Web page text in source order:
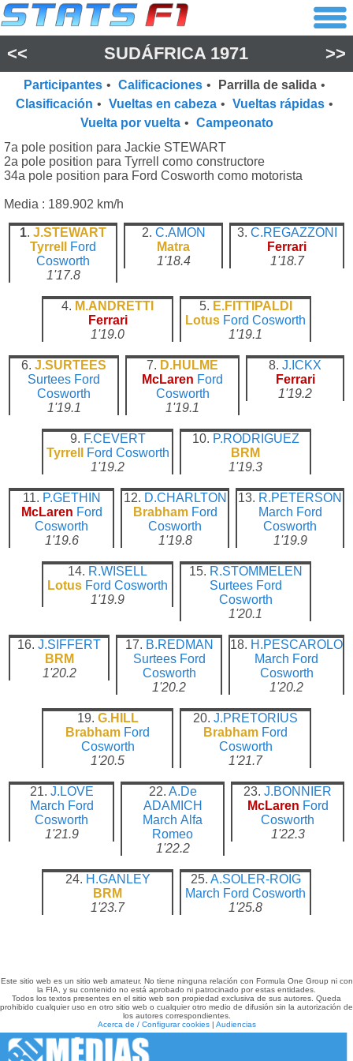
<< SUDÁFRICA 1971 >>
Participantes • Calificaciones • Parrilla de salida •
Clasificación • Vueltas en cabeza • Vueltas rápidas •
Vuelta por vuelta • Campeonato
7a pole position para Jackie STEWART
2a pole position para Tyrrell como constructore
34a pole position para Ford Cosworth como motorista
Media : 189.902 km/h
1. J.STEWART
Tyrrell
Ford
Cosworth
1'17.8
2. C.AMON
Matra
1'18.4
3. C.REGAZZONI
Ferrari
1'18.7
4. M.ANDRETTI
Ferrari
1'19.0
5. E.FITTIPALDI
Lotus Ford Cosworth
1'19.1
6. J.SURTEES
Surtees Ford
Cosworth
1'19.1
7. D.HULME
McLaren Ford
Cosworth
1'19.1
8. J.ICKX
Ferrari
1'19.2
9. F.CEVERT
Tyrrell
Ford Cosworth
1'19.2
10. P.RODRIGUEZ
BRM
1'19.3
11. P.GETHIN
McLaren Ford
Cosworth
1'19.6
12. D.CHARLTON
Brabham Ford
Cosworth
1'19.8
13. R.PETERSON
March Ford
Cosworth
1'19.9
14. R.WISELL
Lotus Ford Cosworth
1'19.9
15. R.STOMMELEN
Surtees Ford
Cosworth
1'20.1
16. J.SIFFERT
BRM
1'20.2
17. B.REDMAN
Surtees Ford
Cosworth
1'20.2
18. H.PESCAROLO
March Ford
Cosworth
1'20.2
19. G.HILL
Brabham Ford
Cosworth
1'20.5
20. J.PRETORIUS
Brabham Ford
Cosworth
1'21.7
21. J.LOVE
March Ford
Cosworth
1'21.9
22. A.De
ADAMICH
March Alfa
Romeo
1'22.2
23. J.BONNIER
McLaren Ford
Cosworth
1'22.3
24. H.GANLEY
BRM
1'23.7
25. A.SOLER-ROIG
March Ford Cosworth
1'25.8
Este sitio web es un sitio web amateur. No tiene ninguna relación con Formula One Group ni con
la FIA, y su contenido no está aprobado ni patrocinado por estas entidades.
Todos los textos presentes en el sitio web son propiedad exclusiva de sus autores. Queda
prohibido cualquier uso en otro sitio web o cualquier otro medio de difusión sin la autorización de
los autores correspondientes.
Acerca de / Configurar cookies| Audiencias